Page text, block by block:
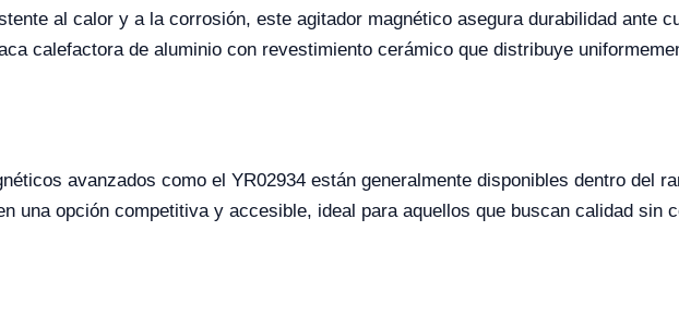
al calor y a la corrosión, este agitador magnético asegura durabilidad ante
calefactora de aluminio con revestimiento cerámico que distribuye
avanzados como el YR02934 están generalmente disponibles dentro del
una opción competitiva y accesible, ideal para aquellos que buscan calidad sin